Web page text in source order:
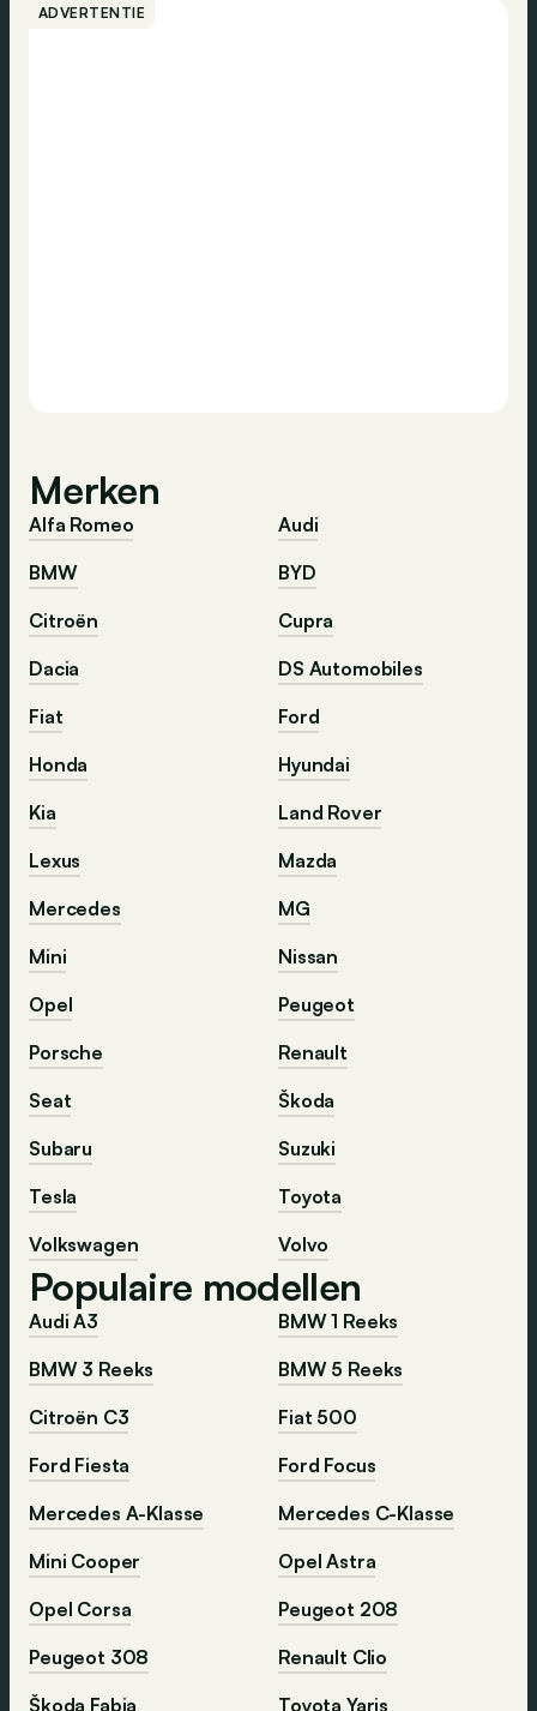
ADVERTENTIE
Merken
Alfa Romeo
Audi
BMW
BYD
Citroën
Cupra
Dacia
DS Automobiles
Fiat
Ford
Honda
Hyundai
Kia
Land Rover
Lexus
Mazda
Mercedes
MG
Mini
Nissan
Opel
Peugeot
Porsche
Renault
Seat
Škoda
Subaru
Suzuki
Tesla
Toyota
Volkswagen
Volvo
Populaire modellen
Audi A3
BMW 1 Reeks
BMW 3 Reeks
BMW 5 Reeks
Citroën C3
Fiat 500
Ford Fiesta
Ford Focus
Mercedes A-Klasse
Mercedes C-Klasse
Mini Cooper
Opel Astra
Opel Corsa
Peugeot 208
Peugeot 308
Renault Clio
Škoda Fabia
Toyota Yaris